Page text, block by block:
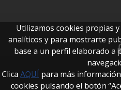
btUpdate
Utilizamos cookies propias
analíticos y para mostrarte
base a un perfil elaborado a
Clica AQUÍ para más
cookies pulsando el botón